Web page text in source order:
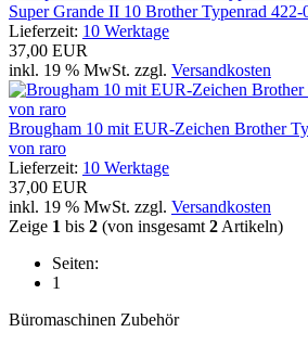
Super Grande II 10 Brother Typenrad 422-
Lieferzeit: 10 Werktage
37,00 EUR
inkl. 19 % MwSt. zzgl. Versandkosten
Brougham 10 mit EUR-Zeichen Brother
von raro
Lieferzeit: 10 Werktage
37,00 EUR
inkl. 19 % MwSt. zzgl. Versandkosten
Zeige 1 bis 2 (von insgesamt 2 Artikeln)
Seiten:
1
Büromaschinen Zubehör